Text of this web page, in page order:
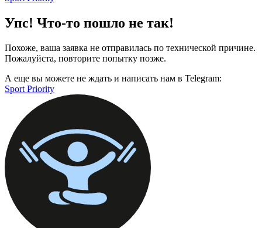
Упс! Что-то пошло не так!
Похоже, ваша заявка не отправилась по технической причине.
Пожалуйста, повторите попытку позже.
А еще вы можете не ждать и написать нам в Telegram:
Sport Priority